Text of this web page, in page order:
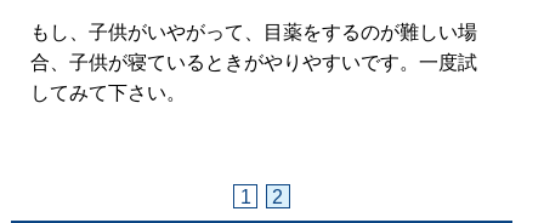
もし、子供がいやがって、目薬をするのが難しい場
合、子供が寝ているときがやりやすいです。一度試
してみて下さい。
1
2